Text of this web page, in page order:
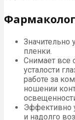
Значительно
пленки.
Снимает все
усталости
работе за
ношении
Эффективно
и надолго